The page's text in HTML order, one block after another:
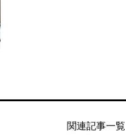
関連記事一覧